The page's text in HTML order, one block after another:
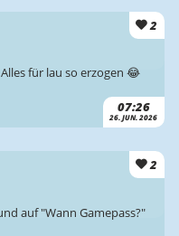
2
07:26
26. JUN. 2026
für lau so erzogen 😂
2
auf "Wann Gamepass?"